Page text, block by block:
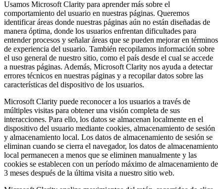
Usamos Microsoft Clarity para aprender más sobre el
comportamiento del usuario en nuestras páginas. Queremos
identificar áreas donde nuestras páginas aún no están diseñadas de
manera óptima, donde los usuarios enfrentan dificultades para
entender procesos y señalar áreas que se pueden mejorar en términos
de experiencia del usuario. También recopilamos información sobre
el uso general de nuestro sitio, como el país desde el cual se accede
a nuestras páginas. Además, Microsoft Clarity nos ayuda a detectar
errores técnicos en nuestras páginas y a recopilar datos sobre las
características del dispositivo de los usuarios.
Microsoft Clarity puede reconocer a los usuarios a través de
múltiples visitas para obtener una visión completa de sus
interacciones. Para ello, los datos se almacenan localmente en el
dispositivo del usuario mediante cookies, almacenamiento de sesión
y almacenamiento local. Los datos de almacenamiento de sesión se
eliminan cuando se cierra el navegador, los datos de almacenamiento
local permanecen a menos que se eliminen manualmente y las
cookies se establecen con un período máximo de almacenamiento de
3 meses después de la última visita a nuestro sitio web.